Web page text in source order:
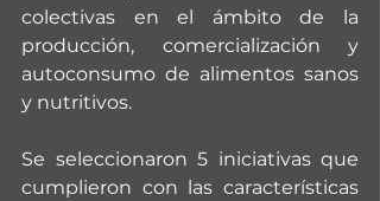
colectivas en el ámbito de la
producción, comercialización y
autoconsumo de alimentos sanos
y nutritivos.
Se seleccionaron 5 iniciativas que
cumplieron con las características